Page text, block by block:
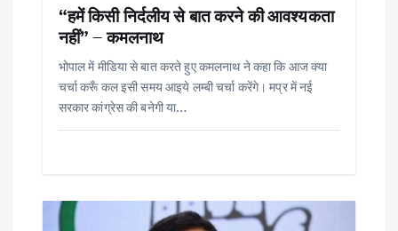
“हमें किसी निर्दलीय से बात करने की आवश्यकता
नहीं” – कमलनाथ
भोपाल में मीडिया से बात करते हुए कमलनाथ ने कहा कि आज क्या
चर्चा करूँ कल इसी समय आइये लम्बी चर्चा करेंगे। मप्र में नई
सरकार कांग्रेस की बनेगी या…